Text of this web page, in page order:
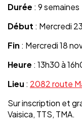
Durée : 9 semaines
Début : Mercredi
Fin : Mercredi 18
Heure : 13h30 à
Lieu : 2082 route
Sur inscription et
Vaisica, TTS, TMA.